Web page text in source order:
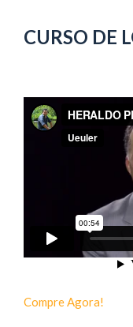
CURSO DE
Compre Agora!